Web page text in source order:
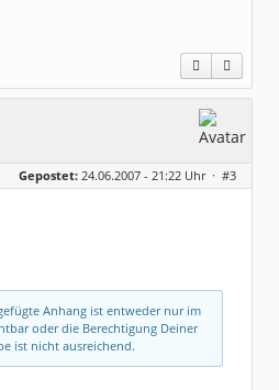
Gepostet: 24.06.2007 - 21:22 Uhr · #3
Anhang ist entweder nur im
oder die Berechtigung Deiner
ist nicht ausreichend.